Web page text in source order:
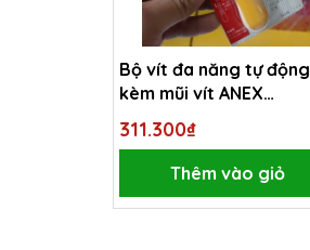
Bộ vít đa năng tự động
kèm mũi vít ANEX
No.6620
311.300₫
Thêm vào giỏ